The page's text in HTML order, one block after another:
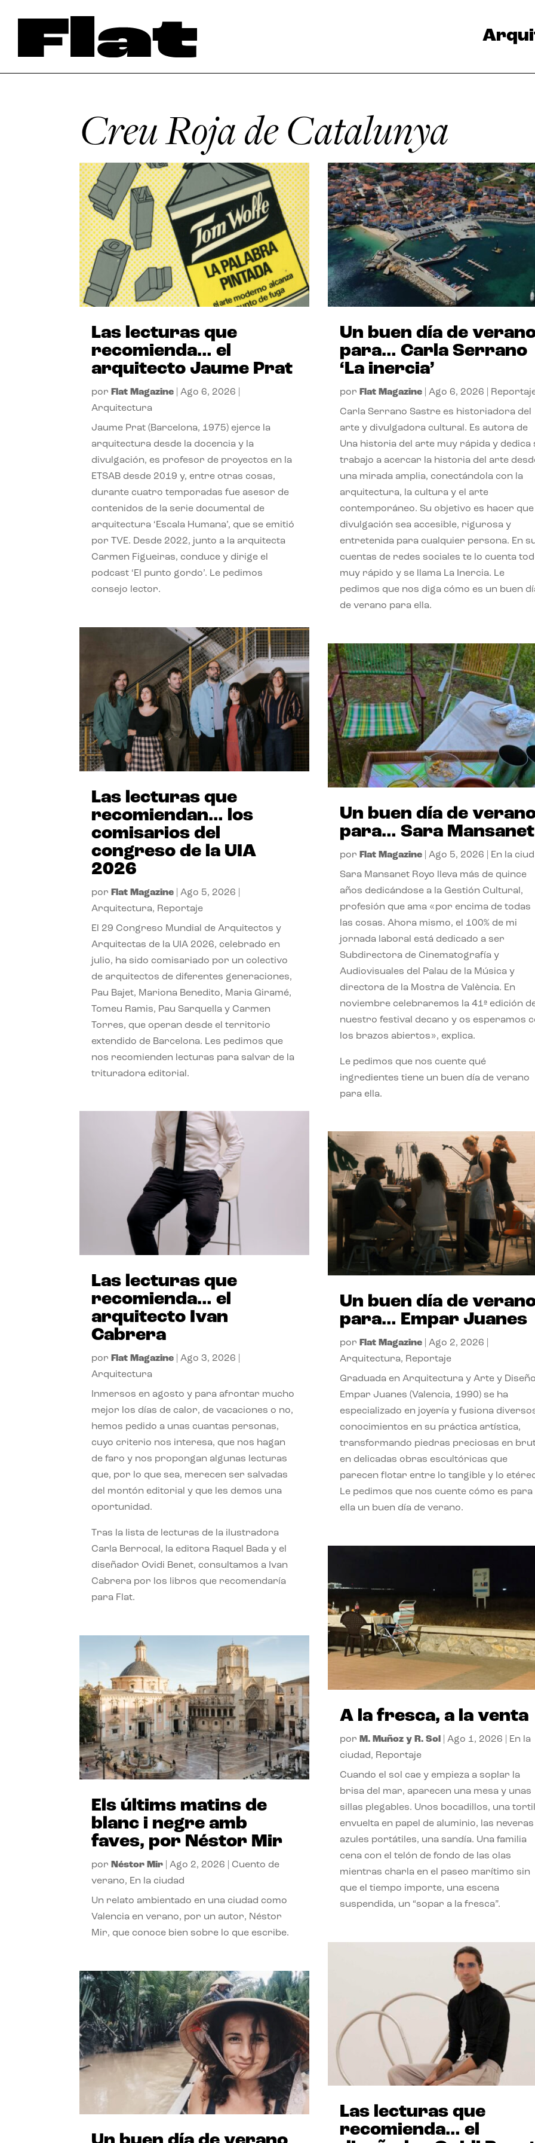
Creu Roja de Catalunya
Las lecturas que
recomienda… el
arquitecto Jaume Prat
por Flat Magazine |Ago 6, 2026
Arquitectura
Jaume Prat (Barcelona, 1975) ejerce la
arquitectura desde la docencia y la
divulgación, es profesor de proyectos en la
ETSAB desde 2019 y, entre otras cosas,
durante cuatro temporadas fue asesor de
contenidos de la serie documental de
arquitectura ‘Escala Humana’, que se emitió
por TVE. Desde 2022, junto a la arquitecta
Carmen Figueiras, conduce y dirige el
podcast ‘El punto gordo’. Le pedimos
consejo lector.
Las lecturas que
recomiendan… los
comisarios del
congreso de la UIA
2026
por Flat Magazine |Ago 5, 2026
Arquitectura, Reportaje
El 29 Congreso Mundial de Arquitectos y
Arquitectas de la UIA 2026, celebrado en
julio, ha sido comisariado por un colectivo
de arquitectos de diferentes generaciones,
Pau Bajet, Mariona Benedito, Maria Giramé,
Tomeu Ramis, Pau Sarquella y Carmen
Torres, que operan desde el territorio
extendido de Barcelona. Les pedimos que
nos recomienden lecturas para salvar de la
trituradora editorial.
Las lecturas que
recomienda… el
arquitecto Ivan
Cabrera
por Flat Magazine |Ago 3, 2026
Arquitectura
Inmersos en agosto y para afrontar mucho
mejor los días de calor, de vacaciones o no,
hemos pedido a unas cuantas personas,
cuyo criterio nos interesa, que nos hagan
de faro y nos propongan algunas lecturas
que, por lo que sea, merecen ser salvadas
del montón editorial y que les demos una
oportunidad.
Tras la lista de lecturas de la ilustradora
Carla Berrocal, la editora Raquel Bada y el
diseñador Ovidi Benet, consultamos a Ivan
Cabrera por los libros que recomendaría
para Flat.
Els últims matins de
blanc i negre amb
faves, por Néstor Mir
por Néstor Mir |Ago 2, 2026 |Cuento de
verano, En la ciudad
Un relato ambientado en una ciudad como
Valencia en verano, por un autor, Néstor
Mir, que conoce bien sobre lo que escribe.
Un buen día de
para… Carla Serrano
‘La inercia’
por Flat Magazine| Ago 6, 2026
Carla Serrano Sastre es historiadora del
arte y divulgadora cultural. Es autora de
Una historia del arte muy rápida y dedica
trabajo a acercar la historia del arte
una mirada amplia, conectándola con la
arquitectura, la cultura y el arte
contemporáneo. Su objetivo es hacer que
divulgación sea accesible, rigurosa y
entretenida para cualquier persona. En
cuentas de redes sociales te lo cuenta
muy rápido y se llama La Inercia. Le
pedimos que nos diga cómo es un buen
de verano para ella.
Un buen día de
para… Sara Mansanet
por Flat Magazine| Ago 5, 2026 En la
Sara Mansanet Royo lleva más de quince
años dedicándose a la Gestión Cultural,
profesión que ama «por encima de todas
las cosas. Ahora mismo, el 100% de mi
jornada laboral está dedicado a ser
Subdirectora de Cinematografía y
Audiovisuales del Palau de la Música y
directora de la Mostra de València. En
noviembre celebraremos la 41ª edición
nuestro festival decano y os esperamos
los brazos abiertos», explica.
Le pedimos que nos cuente qué
ingredientes tiene un buen día de verano
para ella.
Un buen día de
para… Empar Juanes
por Flat Magazine| Ago 2, 2026
Arquitectura, Reportaje
Graduada en Arquitectura y Arte y
Empar Juanes (Valencia, 1990) se ha
especializado en joyería y fusiona
conocimientos en su práctica artística,
transformando piedras preciosas en
en delicadas obras escultóricas que
parecen flotar entre lo tangible y lo
Le pedimos que nos cuente cómo es para
ella un buen día de verano.
A la fresca, a la venta
por M. Muñoz y R. Sol Ago 1, 2026
En la
ciudad, Reportaje
Cuando el sol cae y empieza a soplar la
brisa del mar, aparecen una mesa y unas
sillas plegables. Unos bocadillos, una
envuelta en papel de aluminio, las neveras
azules portátiles, una sandía. Una familia
cena con el telón de fondo de las olas
mientras charla en el paseo marítimo sin
que el tiempo importe, una escena
suspendida, un “sopar a la fresca”.
Las lecturas que
recomienda… el